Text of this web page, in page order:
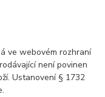
ve webovém rozhraní
není povinen
Ustanovení § 1732